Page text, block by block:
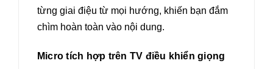
từng giai điệu từ mọi hướng, khiến bạn đắm
chìm hoàn toàn vào nội dung.
Micro tích hợp trên TV điều khiển giọng